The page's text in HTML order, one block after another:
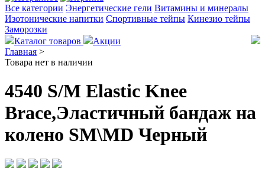
Все категории Энергетические гели Витамины и минералы
Изотонические напитки Спортивные тейпы Кинезио тейпы
Заморозки
Каталог товаров
Акции
Главная >
Товара нет в наличии
4540 S/M Elastic Knee
Brace,Эластичный бандаж на
колено SM\MD Черный